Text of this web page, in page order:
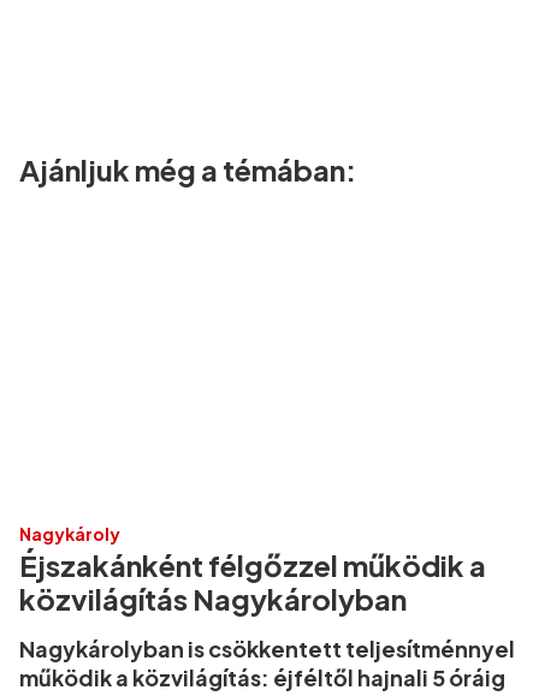
Ajánljuk még a témában:
Nagykároly
Éjszakánként félgőzzel működik a
közvilágítás Nagykárolyban
Nagykárolyban is csökkentett teljesítménnyel
működik a közvilágítás: éjféltől hajnali 5 óráig